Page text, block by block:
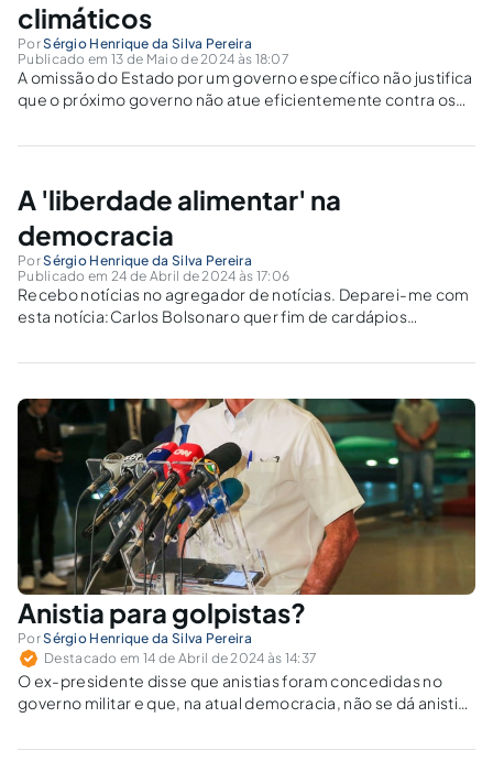
climáticos
PorSérgio Henrique da Silva Pereira
Publicado em 13 de Maio de 2024 às 18:07
A omissão do Estado por um governo específico não justifica
que o próximo governo não atue eficientemente contra os
A 'liberdade alimentar' na
democracia
PorSérgio Henrique da Silva Pereira
Publicado em 24 de Abril de 2024 às 17:06
Recebo notícias no agregador de notícias. Deparei-me com
esta notícia:Carlos Bolsonaro quer fim de cardápios
esquerda’BRASÍLIA - O vereador do Rio Carlos Bolsonaro
apresentou...
Anistia para golpistas?
PorSérgio Henrique da Silva Pereira
Destacado em 14 de Abril de 2024 às 14:37
O ex-presidente disse que anistias foram concedidas no
governo militar e que, na atual democracia, não se dá anistia
diferenças abissais entre os períodos históricos.